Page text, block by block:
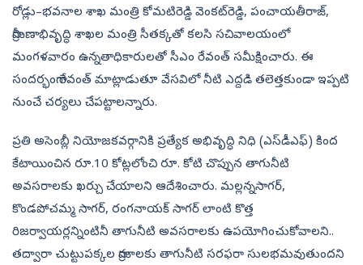
రోడ్లు–భవనాల శాఖ మంత్రి కోమటిరెడ్డి వెంకట్‌రెడ్డి, పంచాయతీరాజ్,
గ్రామీణాభివృద్ధి శాఖల మంత్రి సీతక్కతో కలసి సచివాలయంలో
మంగళవారం ఉన్నతాధికారులతో సీఎం రేవంత్‌ సమీక్షించారు. ఈ
సందర్భంగా రేవంత్‌ మాట్లాడుతూ వేసవిలో నీటి ఎద్దడి తలెత్తకుండా ఇప్పటి
నుంచే చర్యలు చేపట్టాలన్నారు.
ప్రతి అసెంబ్లీ నియోజకవర్గానికి ప్రత్యేక అభివృద్ధి నిధి (ఎస్‌డీఎఫ్‌) కింద
కేటాయించిన రూ.10 కోట్లలోంచి రూ. కోటి చొప్పున తాగునీటి
అవసరాలకు ఖర్చు చేయాలని ఆదేశించారు. మల్లన్నసాగర్,
కొండపోచమ్మ సాగర్, రంగనాయక్‌ సాగర్‌ లాంటి కొత్త
రిజర్వాయర్లన్నింటినీ తాగునీటి అవసరాలకు ఉపయోగించుకోవాలని..
తద్వారా చుట్టుపక్కల గ్రామాలకు తాగునీటి సరఫరా సులభమవుతుందని